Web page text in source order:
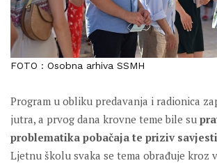
FOTO : Osobna arhiva SSMH
Program u obliku predavanja i radionica
jutra, a prvog dana krovne teme bile su
problematika pobačaja te priziv savjesti
Ljetnu školu svaka se tema obrađuje kroz